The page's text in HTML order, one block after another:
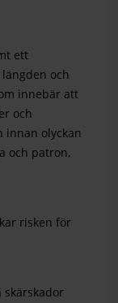
ett
och
innebär att
och
innan olyckan
och patron,
risken för
skärskador